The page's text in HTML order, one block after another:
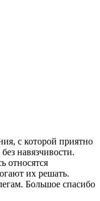
с которой приятно
навязчивости.
относятся
их решать.
Большое спасибо